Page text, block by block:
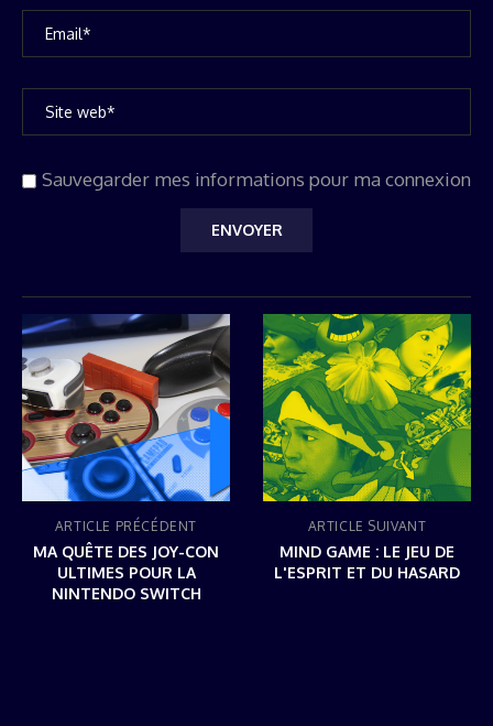
Sauvegarder mes informations pour ma connexion
ARTICLE PRÉCÉDENT
MA QUÊTE DES JOY-CON
ULTIMES POUR LA
NINTENDO SWITCH
ARTICLE SUIVANT
MIND GAME : LE JEU DE
L'ESPRIT ET DU HASARD